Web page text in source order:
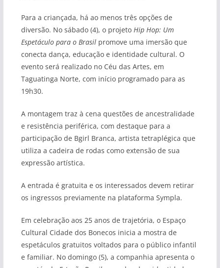
Para a criançada, há ao menos três opções de
diversão. No sábado (4), o projeto Hip Hop: Um
Espetáculo para o Brasilpromove uma imersão que
conecta dança, educação e identidade cultural. O
evento será realizado no Céu das Artes, em
Taguatinga Norte, com início programado para as
19h30.
A montagem traz à cena questões de ancestralidade
e resistência periférica, com destaque para a
participação de Bgirl Branca, artista tetraplégica que
utiliza a cadeira de rodas como extensão de sua
expressão artística.
A entrada é gratuita e os interessados devem retirar
os ingressos previamente na plataforma Sympla.
Em celebração aos 25 anos de trajetória, o Espaço
Cultural Cidade dos Bonecos inicia a mostra de
espetáculos gratuitos voltados para o público infantil
e familiar. No domingo (5), a companhia apresenta o